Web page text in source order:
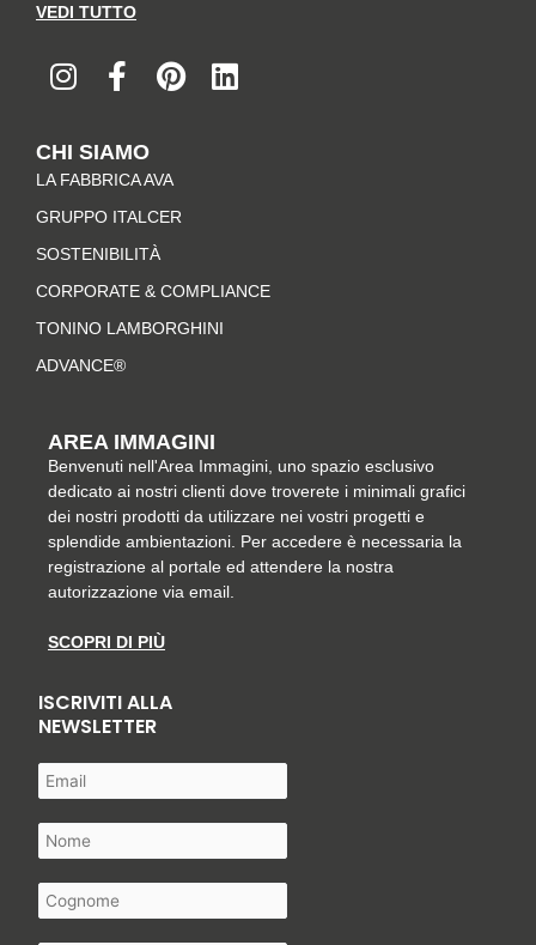
VEDI TUTTO
n
s
a
g
r
a
m
a
c
b
o
o
k
-
f
i
n
r
e
t
i
n
CHI SIAMO
LA FABBRICA AVA
GRUPPO ITALCER
SOSTENIBILITÀ
CORPORATE & COMPLIANCE
TONINO LAMBORGHINI
ADVANCE®
AREA IMMAGINI
Benvenuti nell'Area Immagini, uno spazio esclusivo
dedicato ai nostri clienti dove troverete i minimali grafici
dei nostri prodotti da utilizzare nei vostri progetti e
splendide ambientazioni. Per accedere è necessaria la
registrazione al portale ed attendere la nostra
autorizzazione via email.
SCOPRI DI PIÙ
ISCRIVITI ALLA
NEWSLETTER